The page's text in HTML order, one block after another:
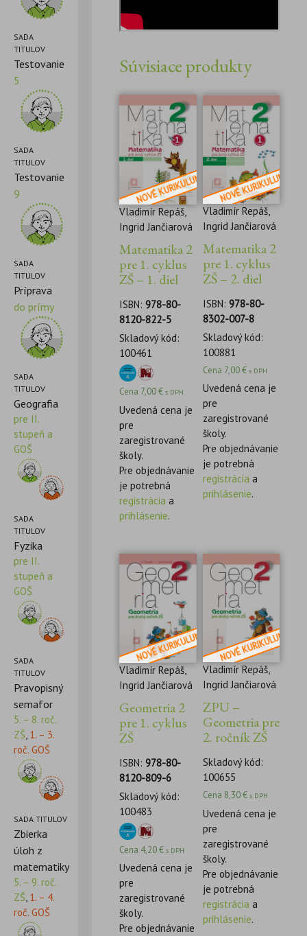
SADA
TITULOV
Testovanie
5
SADA
TITULOV
Testovanie
9
SADA
TITULOV
Príprava
do prímy
SADA
TITULOV
Geografia
pre II.
stupeň a
GOŠ
SADA
TITULOV
Fyzika
pre II.
stupeň a
GOŠ
SADA
TITULOV
Pravopisný
semafor
5. – 8. roč.
ZŠ,1. – 3.
roč. GOŠ
SADA TITULOV
Zbierka
úloh z
matematiky
5. – 9. roč.
ZŠ, 1. – 4.
roč. GOŠ
Súvisiace produkty
Vladimír Repáš,
Ingrid Jančiarová
Matematika 2
pre 1. cyklus
ZŠ – 1. diel
ISBN:978-80-
8120-822-5
Skladový kód:
100461
Cena 7,00€ s DPH
Uvedená cena je
pre
zaregistrované
školy.
Pre objednávanie
je potrebná
registrácia a
prihlásenie.
Vladimír Repáš,
Ingrid Jančiarová
Matematika 2
pre 1. cyklus
ZŠ – 2. diel
ISBN: 978-80-
8302-007-8
Skladový kód:
100881
Cena 7,00€ s DPH
Uvedená cena je
pre
zaregistrované
školy.
Pre objednávanie
je potrebná
registrácia a
prihlásenie.
Vladimír Repáš,
Ingrid Jančiarová
Geometria 2
pre 1. cyklus
ZŠ
ISBN:978-80-
8120-809-6
Skladový kód:
100483
Cena 4,20€ s DPH
Uvedená cena je
pre
zaregistrované
školy.
Pre objednávanie
Vladimír Repáš,
Ingrid Jančiarová
ZPU –
Geometria pre
2. ročník ZŠ
Skladový kód:
100655
Cena 8,30€ s DPH
Uvedená cena je
pre
zaregistrované
školy.
Pre objednávanie
je potrebná
registrácia a
prihlásenie.